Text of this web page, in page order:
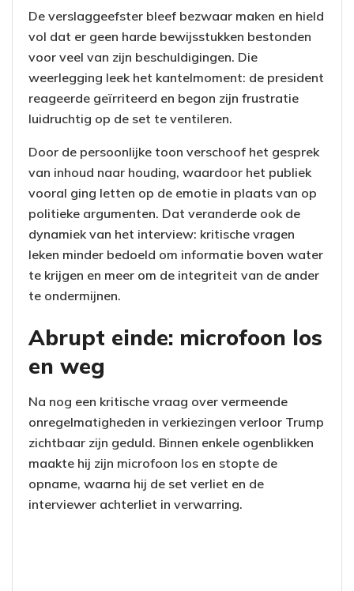
De verslaggeefster bleef bezwaar maken en hield
vol dat er geen harde bewijsstukken bestonden
voor veel van zijn beschuldigingen. Die
weerlegging leek het kantelmoment: de president
reageerde geïrriteerd en begon zijn frustratie
luidruchtig op de set te ventileren.
Door de persoonlijke toon verschoof het gesprek
van inhoud naar houding, waardoor het publiek
vooral ging letten op de emotie in plaats van op
politieke argumenten. Dat veranderde ook de
dynamiek van het interview: kritische vragen
leken minder bedoeld om informatie boven water
te krijgen en meer om de integriteit van de ander
te ondermijnen.
Abrupt einde: microfoon los
en weg
Na nog een kritische vraag over vermeende
onregelmatigheden in verkiezingen verloor Trump
zichtbaar zijn geduld. Binnen enkele ogenblikken
maakte hij zijn microfoon los en stopte de
opname, waarna hij de set verliet en de
interviewer achterliet in verwarring.